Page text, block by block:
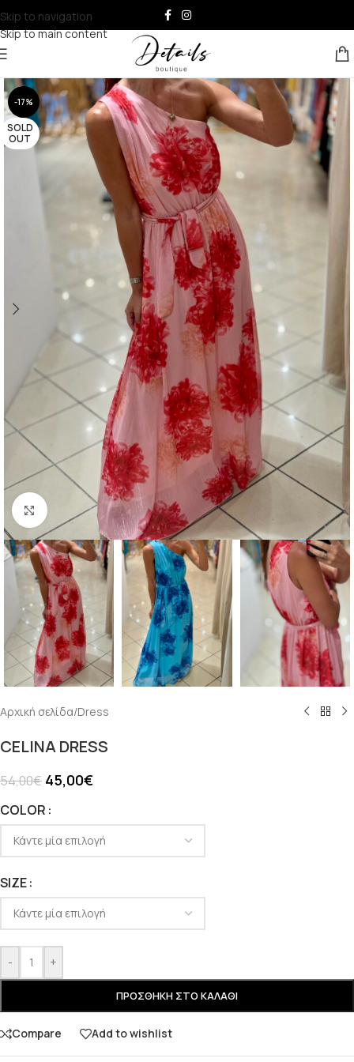
Skip to navigation
Skip to main content
-17%
SOLD
OUT
Click to enlarge
Αρχική σελίδα/Dress
CELINA DRESS
54,00€ 45,00€
COLOR
SIZE
- +
ΠΡΟΣΘΉΚΗ ΣΤΟ ΚΑΛΆΘΙ
Compare Add to wishlist